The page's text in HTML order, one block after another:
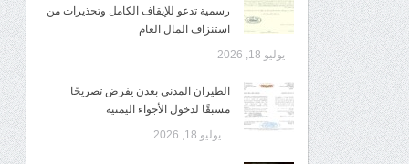
رسمية تدعو للإيقاف الكامل وتحذيرات من
استنزاف المال العام
يوليو 18, 2026
الطيران المدني بعدن يفرض تصريحًا
مسبقًا لدخول الأجواء اليمنية
يوليو 18, 2026